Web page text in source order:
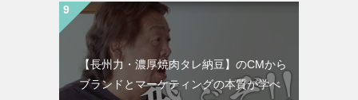
【長州力・濃厚焼肉タレ納豆】のCMから
ブランドとマーケティングの本質が学べ